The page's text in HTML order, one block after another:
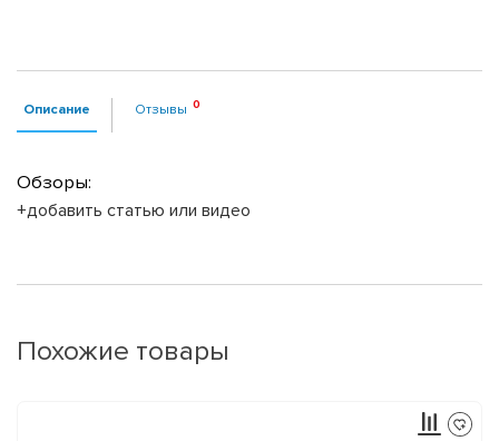
Описание Отзывы
Обзоры:
+добавить статью или видео
Похожие товары